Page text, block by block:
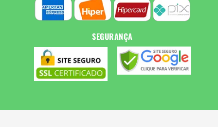
SEGURANÇA